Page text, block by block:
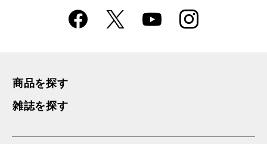
Faceboo
k
X YouTube Instagra
m
商品を探す
雑誌を探す